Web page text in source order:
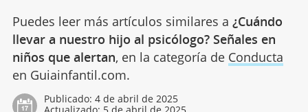
Puedes leer más artículos similares a ¿Cuándo
llevar a nuestro hijo al psicólogo? Señales en
niños que alertan, en la categoría de Conducta
en Guiainfantil.com.
Publicado: 4 de abril de 2025
Actualizado: 5 de abril de 2025